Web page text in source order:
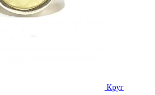
Круг